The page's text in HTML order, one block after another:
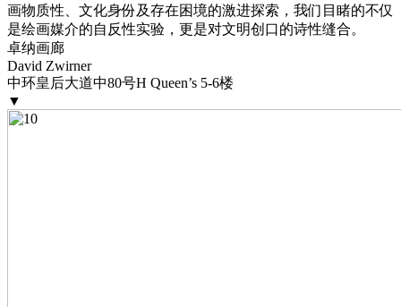
画物质性、文化身份及存在困境的激进探索，我们目睹的不仅
是绘画媒介的自反性实验，更是对文明创口的诗性缝合。
卓纳画廊
David Zwirner
中环皇后大道中80号H Queen’s 5-6楼
▼